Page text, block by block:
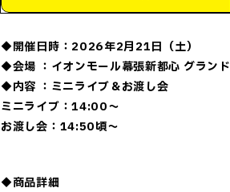
◆開催日時：2026年2月21日（土）
◆会場 ：イオンモール幕張新都心 グラン
◆内容 ：ミニライブ＆お渡し会
ミニライブ：14:00～
お渡し会：14:50頃～
◆商品詳細